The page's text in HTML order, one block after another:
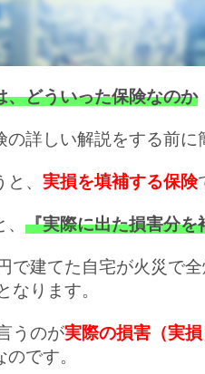
、どういった保険なのか
の詳しい解説をする前に
、 実損を填補する保険
『実際に出た損害分を
で建てた自宅が火災で
なります。
うのが実際の損害（実損
のです。